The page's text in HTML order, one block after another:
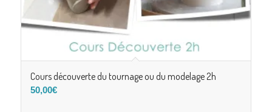
Cours découverte du tournage ou du modelage 2h
50,00€